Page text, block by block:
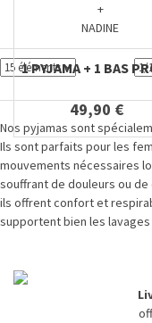
+
NADINE
1 PYJAMA + 1 BAS
49,90 €
Nos pyjamas sont
Ils sont parfaits pour les
mouvements nécessaires
souffrant de douleurs ou
ils offrent confort et
supportent bien les